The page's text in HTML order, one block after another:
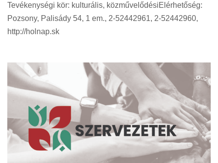
Tevékenységi kör: kulturális, közművelődésiElérhetőség:
Pozsony, Palisády 54, 1 em., 2-52442961, 2-52442960,
http://holnap.sk